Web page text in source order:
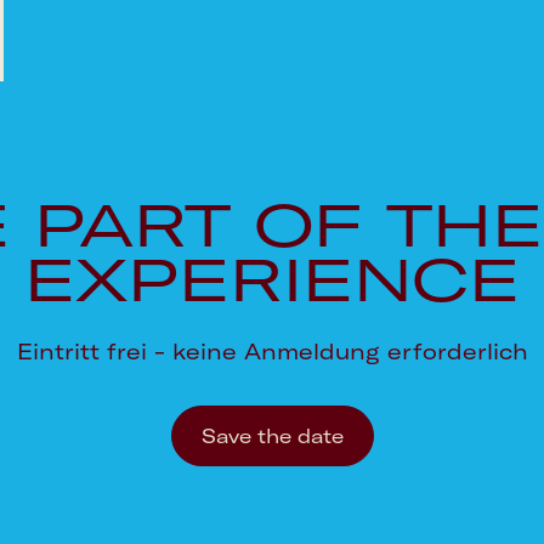
Apple Calendar
Outlook Calendar
PART OF
EXPERIENCE
Eintritt frei - keine Anmeldung erforderlich
Save the date